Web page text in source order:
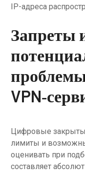
IP-адреса
Запреты
Цифровые
лимиты и
оценивать при
составляет